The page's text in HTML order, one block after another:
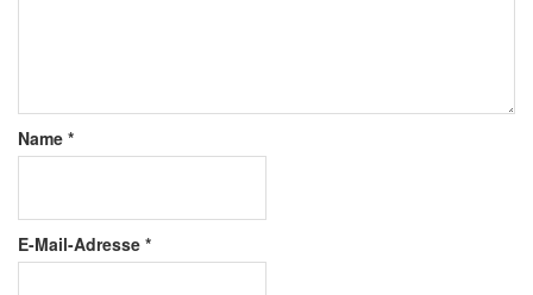
Name *
E-Mail-Adresse *